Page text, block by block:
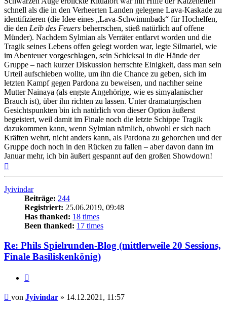
schnell als die in den Verheerten Landen gelegene Lava-Kaskade zu
identifizieren (die Idee eines „Lava-Schwimmbads“ für Hochelfen,
die den Leib des Feuers beherrschen, stieß natürlich auf offene
Münder). Nachdem Sylmian als Verräter entlarvt worden und die
Tragik seines Lebens offen gelegt worden war, legte Silmariel, wie
im Abenteuer vorgeschlagen, sein Schicksal in die Hände der
Gruppe – nach kurzer Diskussion herrschte Einigkeit, dass man sein
Urteil aufschieben wollte, um ihn die Chance zu geben, sich im
letzten Kampf gegen Pardona zu beweisen, und nachher seine
Mutter Nainaya (als engste Angehörige, wie es simyalanischer
Brauch ist), über ihn richten zu lassen. Unter dramaturgischen
Gesichtspunkten bin ich natürlich von dieser Option äußerst
begeistert, weil damit im Finale noch die letzte Schippe Tragik
dazukommen kann, wenn Sylmian nämlich, obwohl er sich nach
Kräften wehrt, nicht anders kann, als Pardona zu gehorchen und der
Gruppe doch noch in den Rücken zu fallen – aber davon dann im
Januar mehr, ich bin äußert gespannt auf den großen Showdown!
Jyivindar
Beiträge: 244
Registriert: 25.06.2019, 09:48
Has thanked: 18 times
Been thanked: 17 times
Re: Phils Spielrunden-Blog (mittlerweile 20 Sessions,
Finale Basiliskenkönig)
Beitrag
von Jyivindar » 14.12.2021, 11:57